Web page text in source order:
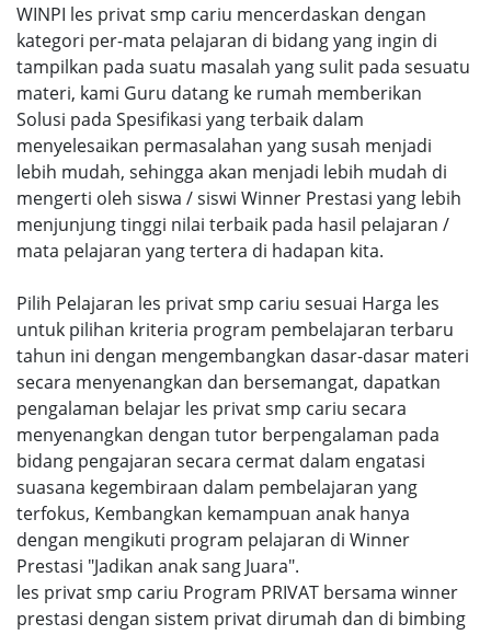
WINPI les privat smp cariu mencerdaskan dengan
kategori per-mata pelajaran di bidang yang ingin di
tampilkan pada suatu masalah yang sulit pada sesuatu
materi, kami Guru datang ke rumah memberikan
Solusi pada Spesifikasi yang terbaik dalam
menyelesaikan permasalahan yang susah menjadi
lebih mudah, sehingga akan menjadi lebih mudah di
mengerti oleh siswa / siswi Winner Prestasi yang lebih
menjunjung tinggi nilai terbaik pada hasil pelajaran /
mata pelajaran yang tertera di hadapan kita.
Pilih Pelajaran les privat smp cariu sesuai Harga les
untuk pilihan kriteria program pembelajaran terbaru
tahun ini dengan mengembangkan dasar-dasar materi
secara menyenangkan dan bersemangat, dapatkan
pengalaman belajar les privat smp cariu secara
menyenangkan dengan tutor berpengalaman pada
bidang pengajaran secara cermat dalam engatasi
suasana kegembiraan dalam pembelajaran yang
terfokus, Kembangkan kemampuan anak hanya
dengan mengikuti program pelajaran di Winner
Prestasi "Jadikan anak sang Juara".
les privat smp cariu Program PRIVAT bersama winner
prestasi dengan sistem privat dirumah dan di bimbing